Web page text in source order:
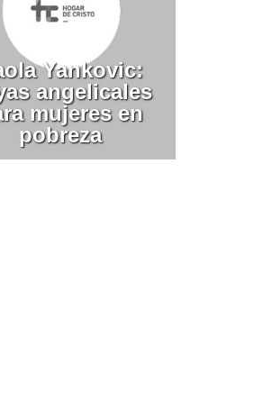
Yankovic:
angelicales
mujeres en
pobreza